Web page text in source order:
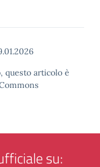
questo articolo è
su: